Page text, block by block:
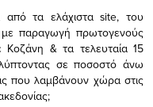
από τα ελάχισταsite, του
παραγωγή πρωτογενούς
Κοζάνη & τα τελευταία 15
σε ποσοστό άνω
που λαμβάνουν χώρα στις